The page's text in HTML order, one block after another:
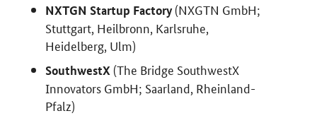
NXTGN Startup Factory(NXGTN GmbH;
Stuttgart, Heilbronn, Karlsruhe,
Heidelberg, Ulm)
SouthwestX(The Bridge SouthwestX
Innovators GmbH; Saarland, Rheinland-
Pfalz)